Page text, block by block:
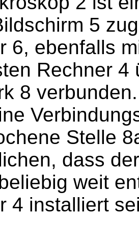
5
6, ebenfalls
Rechner 4
8
Stelle
dass
weit
4 installiert